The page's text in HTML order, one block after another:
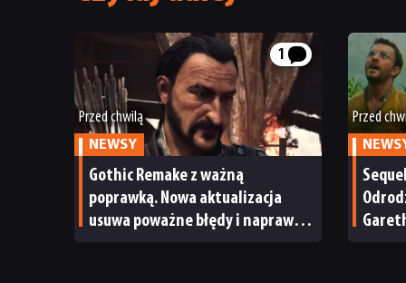
1
Przed chwilą
NEWSY
Gothic Remake z ważną
poprawką. Nowa aktualizacja
usuwa poważne błędy i naprawia
Przed